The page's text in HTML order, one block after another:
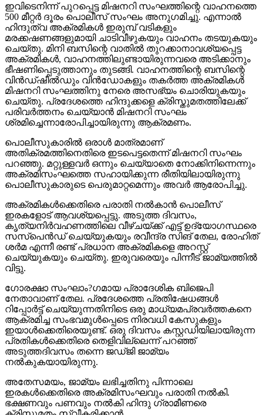
ഇവിടെനിന്ന് പുറപ്പെട്ട മിഷനറി സംഘത്തിന്റെ വാഹനത്തെ
500 മീറ്റര്‍ ദൂരം പൊലീസ് സംഘം അനുഗമിച്ചു. എന്നാല്‍
ഹിന്ദുത്വ അക്രമികള്‍ ഇരുമ്പ് വടികളും
മരക്കഷണങ്ങളുമായി ചാടിവീഴുകയും വാഹനം തടയുകയും
ചെയ്തു. മിനി ബസിന്റെ വാതില്‍ തുറക്കാനാവശ്യപ്പെട്ട
അക്രമികള്‍, വാഹനത്തിലുണ്ടായിരുന്നവരെ അടിക്കാനും
ഭീഷണിപ്പെടുത്താനും തുടങ്ങി. വാഹനത്തിന്റെ ബസിന്റെ
വിന്‍ഡ്ഷീല്‍ഡും വിന്‍ഡോകളും തകര്‍ത്ത അക്രമികള്‍
മിഷനറി സംഘത്തിനു നേരെ അസഭ്യം ചൊരിയുകയും
ചെയ്തു. പ്രദേശത്തെ ഹിന്ദുക്കളെ ക്രിസ്തുമതത്തിലേക്ക്
പരിവര്‍ത്തനം ചെയ്യാന്‍ മിഷനറി സംഘം
ശ്രമിച്ചെന്നാരോപിച്ചായിരുന്നു ആക്രമണം.
പൊലീസുകാരില്‍ ഒരാള്‍ മാത്രമാണ്
അതിക്രമത്തിനെതിരെ ഇടപെട്ടതെന്ന് മിഷനറി സംഘം
പറഞ്ഞു. മറ്റുള്ളവര്‍ ഒന്നും ചെയ്യാതെ നോക്കിനിന്നെന്നും
അക്രമിസംഘത്തെ സഹായിക്കുന്ന രീതിയിലായിരുന്നു
പൊലീസുകാരുടെ പെരുമാറ്റമെന്നും അവര്‍ ആരോപിച്ചു.
അക്രമികള്‍ക്കെതിരെ പരാതി നല്‍കാന്‍ പൊലീസ്
ഇരകളോട് ആവശ്യപ്പെട്ടു. അടുത്ത ദിവസം,
കൃത്യനിര്‍വഹണത്തിലെ വീഴ്ചയ്ക്ക് എട്ട് ഉദ്യോഗസ്ഥരെ
സസ്‌പെന്‍ഡ് ചെയ്യുകയും രവീന്ദ്ര സിങ് തേല, രോഹിത്
ശര്‍മ എന്നീ രണ്ട് പ്രധാന അക്രമികളെ അറസ്റ്റ്
ചെയ്യുകയും ചെയ്തു. ഇരുവരെയും പിന്നീട് ജാമ്യത്തില്‍
വിട്ടു.
ഗോരക്ഷാ സംഘാം?ഗമായ പ്രാദേശിക ബിജെപി
നേതാവാണ് തേല. പ്രദേശത്തെ പ്രതിഷേധങ്ങള്‍
റിപ്പോര്‍ട്ട് ചെയ്യുന്നതിനിടെ ഒരു മാധ്യമപ്രവര്‍ത്തകനെ
ആക്രമിച്ച സംഭവമുള്‍പ്പെടെ നിരവധി കേസുകളും
ഇയാള്‍ക്കെതിരെയുണ്ട്. ഒരു ദിവസം കസ്റ്റഡിയിലായിരുന്ന
പ്രതികള്‍ക്കെതിരെ തെളിവില്ലെന്ന് പറഞ്ഞ്
അടുത്തദിവസം തന്നെ ജഡ്ജി ജാമ്യം
നല്‍കുകയായിരുന്നു.
അതേസമയം, ജാമ്യം ലഭിച്ചതിനു പിന്നാലെ
ഇരകള്‍ക്കെതിരെ അക്രമിസംഘവും പരാതി നല്‍കി.
ഭക്ഷണവും പണവും നല്‍കി ഹിന്ദു ഗ്രാമീണരെ